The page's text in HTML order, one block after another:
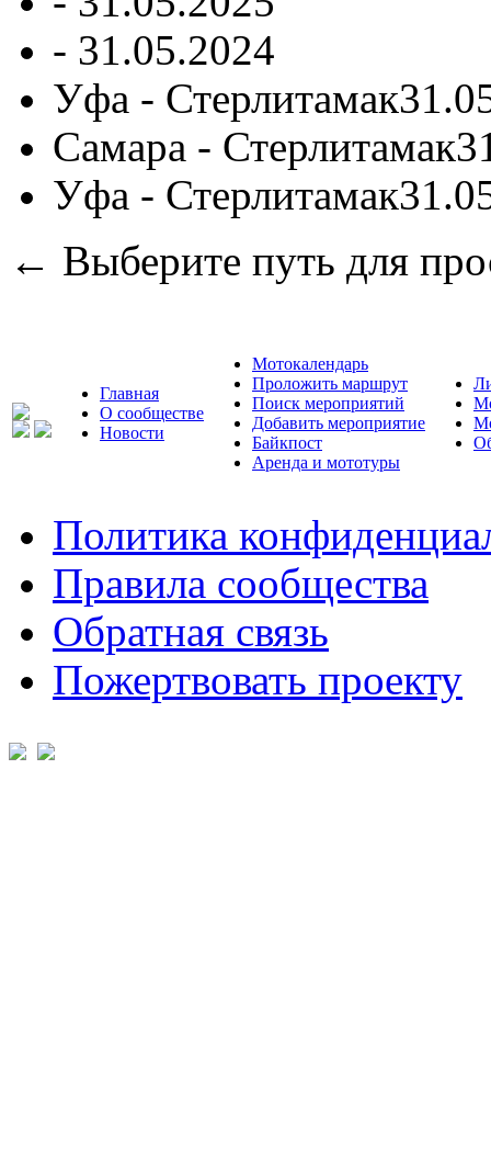
- 31.05.2024
Уфа - Стерлитамак
Самара - Стерлитамак
Уфа - Стерлитамак
← Выберите путь для
Главная
О сообществе
Новости
Мотокалендарь
Проложить маршрут
Поиск мероприятий
Добавить мероприятие
Байкпост
Аренда и мототуры
Политика
Правила сообщества
Обратная связь
Пожертвовать проекту